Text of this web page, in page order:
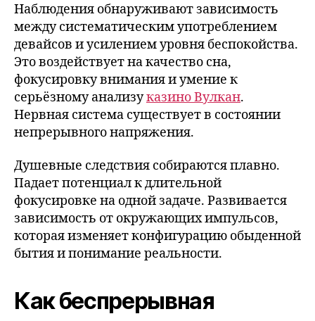
Наблюдения обнаруживают зависимость
между систематическим употреблением
девайсов и усилением уровня беспокойства.
Это воздействует на качество сна,
фокусировку внимания и умение к
серьёзному анализуказино Вулкан.
Нервная система существует в состоянии
непрерывного напряжения.
Душевные следствия собираются плавно.
Падает потенциал к длительной
фокусировке на одной задаче. Развивается
зависимость от окружающих импульсов,
которая изменяет конфигурацию обыденной
бытия и понимание реальности.
Как беспрерывная